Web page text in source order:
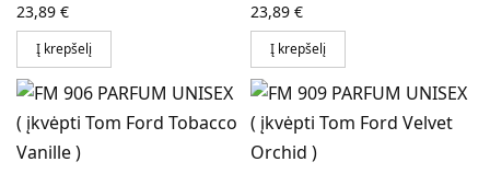
23,89 €
Į krepšelį
23,89 €
Į krepšelį